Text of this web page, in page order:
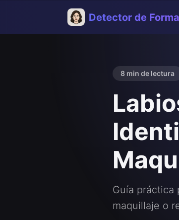
Detector de
8 min de lectura
Guía práctica
maquillaje o